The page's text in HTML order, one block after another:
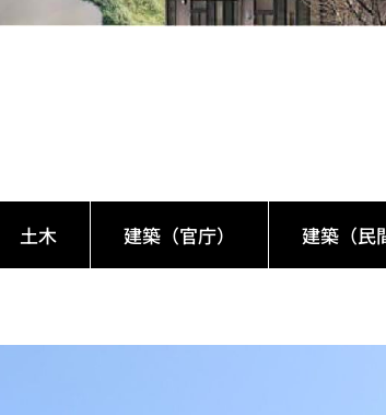
土木 建築（官庁） 建築（民